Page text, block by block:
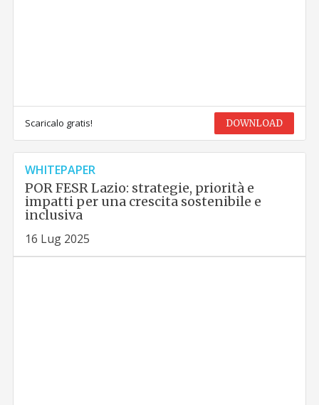
Scaricalo gratis! DOWNLOAD
WHITEPAPER
POR FESR Lazio: strategie, priorità e
impatti per una crescita sostenibile e
inclusiva
16 Lug 2025